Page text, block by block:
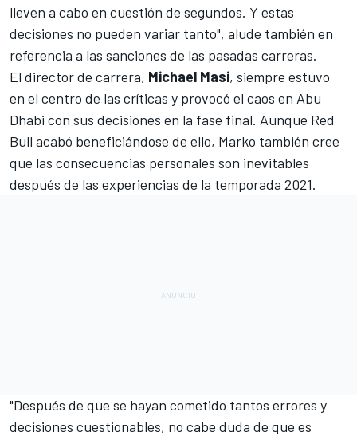
lleven a cabo en cuestión de segundos. Y estas
decisiones no pueden variar tanto", alude también en
referencia a las sanciones de las pasadas carreras.
El director de carrera, Michael Masi, siempre estuvo
en el centro de las críticas y provocó el caos en Abu
Dhabi con sus decisiones en la fase final. Aunque Red
Bull acabó beneficiándose de ello, Marko también cree
que las consecuencias personales son inevitables
después de las experiencias de la temporada 2021.
"Después de que se hayan cometido tantos errores y
decisiones cuestionables, no cabe duda de que es